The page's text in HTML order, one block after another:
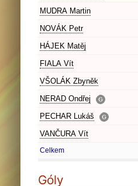
MUDRA Martin
NOVÁK Petr
HÁJEK Matěj
FIALA Vít
VŠOLÁK Zbyněk
NERAD Ondřej
PECHAR Lukáš
VANČURA Vít
Celkem
Góly